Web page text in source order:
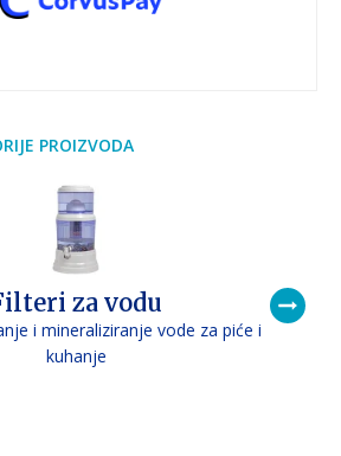
PROIZVODA
za vodu
i mineraliziranje vode za piće i
kuhanje